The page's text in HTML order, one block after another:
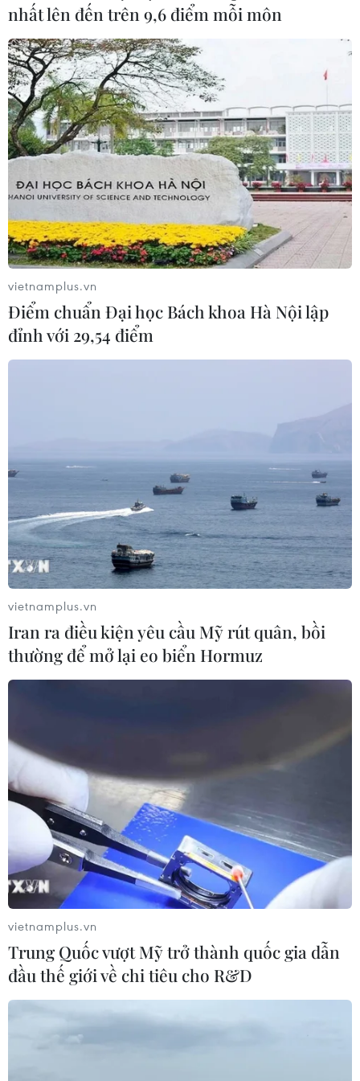
nhất lên đến trên 9,6 điểm mỗi môn
vietnamplus.vn
Điểm chuẩn Đại học Bách khoa Hà Nội lập
đỉnh với 29,54 điểm
vietnamplus.vn
Iran ra điều kiện yêu cầu Mỹ rút quân, bồi
thường để mở lại eo biển Hormuz
vietnamplus.vn
Trung Quốc vượt Mỹ trở thành quốc gia dẫn
đầu thế giới về chi tiêu cho R&D